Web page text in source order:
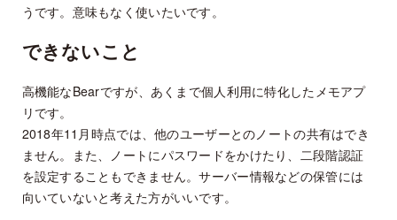
うです。意味もなく使いたいです。
できないこと
高機能なBearですが、あくまで個人利用に特化したメモアプ
リです。
2018年11月時点では、他のユーザーとのノートの共有はでき
ません。また、ノートにパスワードをかけたり、二段階認証
を設定することもできません。サーバー情報などの保管には
向いていないと考えた方がいいです。